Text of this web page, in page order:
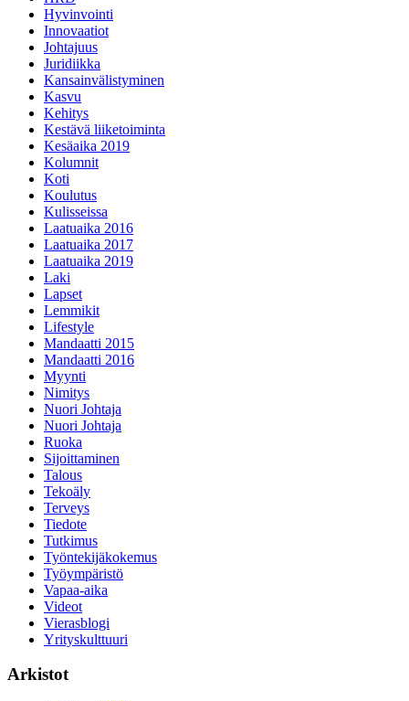
Hyvinvointi
Innovaatiot
Johtajuus
Juridiikka
Kansainvälistyminen
Kasvu
Kehitys
Kestävä liiketoiminta
Kesäaika 2019
Kolumnit
Koti
Koulutus
Kulisseissa
Laatuaika 2016
Laatuaika 2017
Laatuaika 2019
Laki
Lapset
Lemmikit
Lifestyle
Mandaatti 2015
Mandaatti 2016
Myynti
Nimitys
Nuori Johtaja
Nuori Johtaja
Ruoka
Sijoittaminen
Talous
Tekoäly
Terveys
Tiedote
Tutkimus
Työntekijäkokemus
Työympäristö
Vapaa-aika
Videot
Vierasblogi
Yrityskulttuuri
Arkistot